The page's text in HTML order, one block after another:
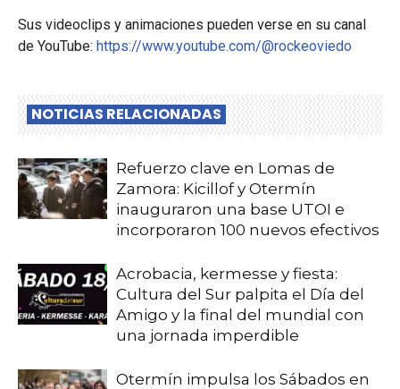
Sus videoclips y animaciones pueden verse en su canal
de YouTube: https://www.youtube.com/@rockeoviedo
NOTICIAS RELACIONADAS
Refuerzo clave en Lomas de
Zamora: Kicillof y Otermín
inauguraron una base UTOI e
incorporaron 100 nuevos efectivos
Acrobacia, kermesse y fiesta:
Cultura del Sur palpita el Día del
Amigo y la final del mundial con
una jornada imperdible
Otermín impulsa los Sábados en